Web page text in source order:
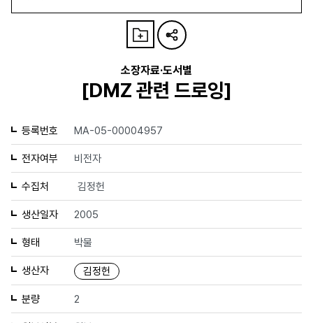
소장자료·도서별
[DMZ 관련 드로잉]
등록번호 MA-05-00004957
전자여부 비전자
수집처 김정헌
생산일자 2005
형태 박물
생산자 김정헌
분량 2